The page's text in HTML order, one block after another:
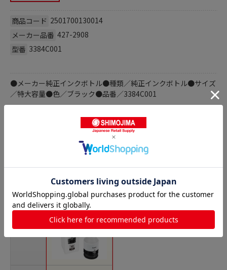
商品コード 2501700130014
メーカー品番 427-2908
型番 3384C001
●メーカー純正インクボトル●種類／純正インクボトル●サイズ
／特大容量●色／ブラック●品番／3384C001